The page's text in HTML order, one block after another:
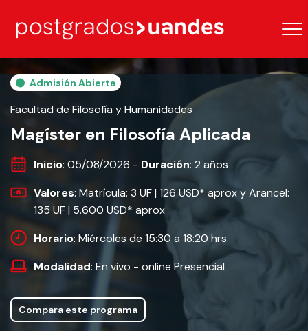
Admisión Abierta
Facultad de Filosofía y Humanidades
Magíster en Filosofía Aplicada
Inicio: 05/08/2026 - Duración: 2 años
Valores: Matrícula: 3 UF | 126 USD* aprox y Arancel:
135 UF | 5.600 USD* aprox
Horario: Miércoles de 15:30 a 18:20 hrs.
Modalidad: En vivo - online Presencial
Compara este programa